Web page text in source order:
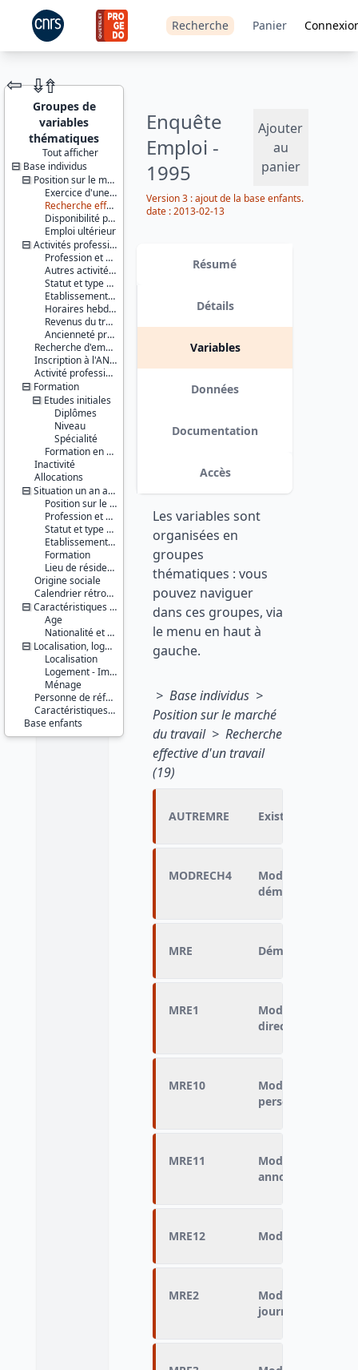
Recherche Panier
JEU DE
DONNÉES
Enquête
Emploi -
1995
Ajouter
au
panier
Version 3 : ajout de la base enfants.
date : 2013-02-13
⇦ ⇮⇮
Groupes de
variables
thématiques
Tout afficher
Base individus
Position sur le marché du travail
Exercice d'une activité professionnelle effective
Recherche effective d'un travail
Disponibilité pour travailler
Emploi ultérieur
Activités professionnelles
Profession et employeur principaux
Autres activités professionnelles
Statut et type de contrat
Etablissement employeur
Horaires hebdomadaires
Revenus du travail
Ancienneté professionnelle
Recherche d'emploi
Inscription à l'ANPE
Activité professionnelle antérieure
Formation
Etudes initiales
Diplômes
Niveau
Spécialité
Formation en cours
Inactivité
Allocations
Situation un an auparavant
Position sur le marché du travail
Profession et employeur principaux
Statut et type de contrat
Etablissement employeur
Formation
Lieu de résidence
Origine sociale
Calendrier rétrospectif d'activité
Caractéristiques personnelles
Age
Nationalité et pays de naissance
Localisation, logement, ménage
Localisation
Logement - Immeuble
Ménage
Personne de référence du ménage
Caractéristiques d'enquête
Base enfants
Identifiants :
lil-0033
doi:10.13144/lil-
0033
Thème :
Travail et
emploi
Série :
Enquête
Emploi /
Enquête
Emploi en
continu
(EE / EEC)
Couverture
géographique :
France
métropolitaine
Producteur :
INSEE
Diffuseur :
Progedo-
Adisp
Résumé
Détails
Variables
Données
Documentation
Accès
Les variables sont
organisées en
groupes
thématiques : vous
pouvez naviguer
dans ces groupes, via
le menu en haut à
gauche.
> Base individus >
Position sur le marché
du travail > Recherche
effective d'un travail
(19)
AUTREMRE Existence
MODRECH4
Mode de
démarche)
MRE Démarches pour
MRE1
Mode de
directe
MRE10
Mode de
personnelles
MRE11
Mode de
annonces dans
MRE12 Mode de
MRE2
Mode de
journal